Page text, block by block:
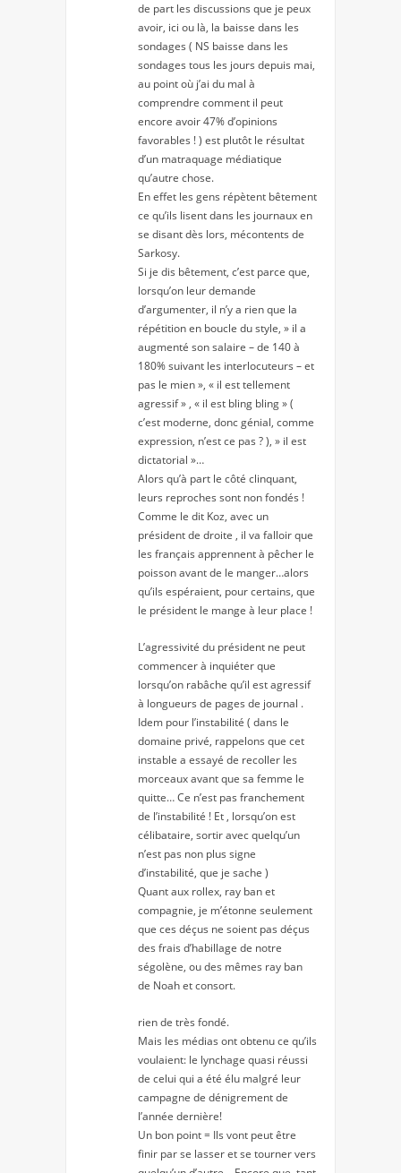
de part les discussions que je peux
avoir, ici ou là, la baisse dans les
sondages ( NS baisse dans les
sondages tous les jours depuis mai,
au point où j’ai du mal à
comprendre comment il peut
encore avoir 47% d’opinions
favorables ! ) est plutôt le résultat
d’un matraquage médiatique
qu’autre chose.
En effet les gens répètent bêtement
ce qu’ils lisent dans les journaux en
se disant dès lors, mécontents de
Sarkosy.
Si je dis bêtement, c’est parce que,
lorsqu’on leur demande
d’argumenter, il n’y a rien que la
répétition en boucle du style, » il a
augmenté son salaire – de 140 à
180% suivant les interlocuteurs – et
pas le mien », « il est tellement
agressif » , « il est bling bling » (
c’est moderne, donc génial, comme
expression, n’est ce pas ? ), » il est
dictatorial »…
Alors qu’à part le côté clinquant,
leurs reproches sont non fondés !
Comme le dit Koz, avec un
président de droite , il va falloir que
les français apprennent à pêcher le
poisson avant de le manger…alors
qu’ils espéraient, pour certains, que
le président le mange à leur place !
L’agressivité du président ne peut
commencer à inquiéter que
lorsqu’on rabâche qu’il est agressif
à longueurs de pages de journal .
Idem pour l’instabilité ( dans le
domaine privé, rappelons que cet
instable a essayé de recoller les
morceaux avant que sa femme le
quitte… Ce n’est pas franchement
de l’instabilité ! Et , lorsqu’on est
célibataire, sortir avec quelqu’un
n’est pas non plus signe
d’instabilité, que je sache )
Quant aux rollex, ray ban et
compagnie, je m’étonne seulement
que ces déçus ne soient pas déçus
des frais d’habillage de notre
ségolène, ou des mêmes ray ban
de Noah et consort.
rien de très fondé.
Mais les médias ont obtenu ce qu’ils
voulaient: le lynchage quasi réussi
de celui qui a été élu malgré leur
campagne de dénigrement de
l’année dernière!
Un bon point = Ils vont peut être
finir par se lasser et se tourner vers